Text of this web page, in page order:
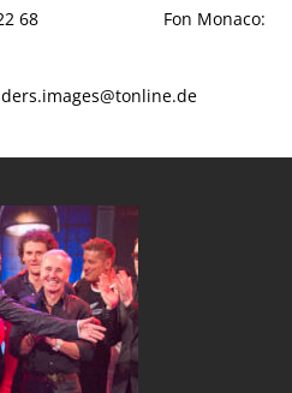
490 22 68 Fon Monaco: